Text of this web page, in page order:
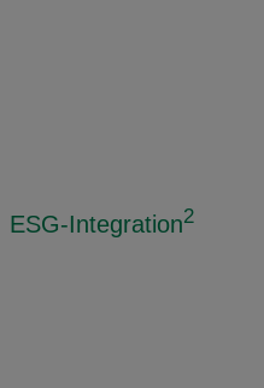
ESG-Integration2